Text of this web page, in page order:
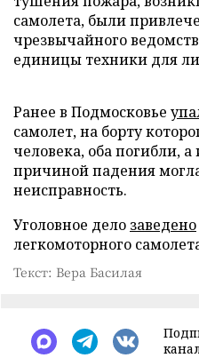
самолета, были
чрезвычайного
единицы техники для
Ранее в Подмосковье
самолет, на борту
человека, оба погибли,
причиной падения
неисправность.
Уголовное дело заведено
легкомоторного
Текст: Вера Басилая